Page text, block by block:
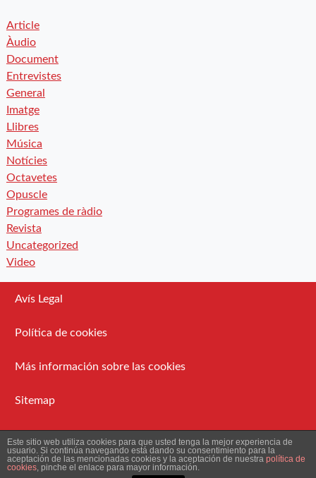
Article
Àudio
Document
Entrevistes
General
Imatge
Llibres
Música
Notícies
Octavetes
Opuscle
Programes de ràdio
Revista
Uncategorized
Video
Avís Legal
Política de cookies
Más información sobre las cookies
Sitemap
Administració
2026 Ateneu Enciclopèdic Popular.
Este sitio web utiliza cookies para que usted tenga la mejor experiencia de
usuario. Si continúa navegando está dando su consentimiento para la
aceptación de las mencionadas cookies y la aceptación de nuestra política de
cookies, pinche el enlace para mayor información.